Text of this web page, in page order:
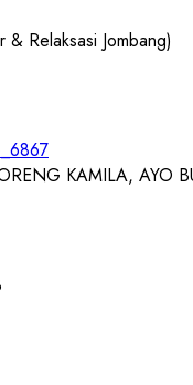
& Relaksasi Jombang)
KAMILA, AYO